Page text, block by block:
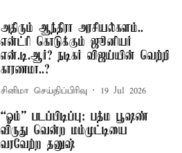
அதிரும் ஆந்திரா அரசியல்களம்..
என்ட்ரி கொடுக்கும் ஜூனியர்
என்.டி.ஆர்? நடிகர் விஜய்யின் வெற்றி
காரணமா..?
சினிமா செய்திப்பிரிவு 19 Jul 2026
“ஓம்” படப்பிடிப்பு: பத்ம பூஷண்
விருது வென்ற மம்முட்டியை
வரவேற்ற தனுஷ்